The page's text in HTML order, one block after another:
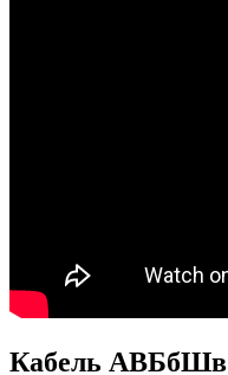
Кабель АВБбШв